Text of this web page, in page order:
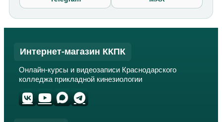
Интернет-магазин ККПК
Онлайн-курсы и видеозаписи Краснодарского
колледжа прикладной кинезиологии